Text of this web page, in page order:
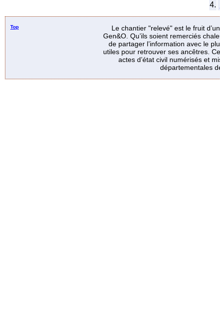
4.
Top
Le chantier "relevé" est le fruit
Gen&O. Qu’ils soient remerciés
de partager l’information avec le
utiles pour retrouver ses ancêtres.
actes d’état civil numérisés et
départementales